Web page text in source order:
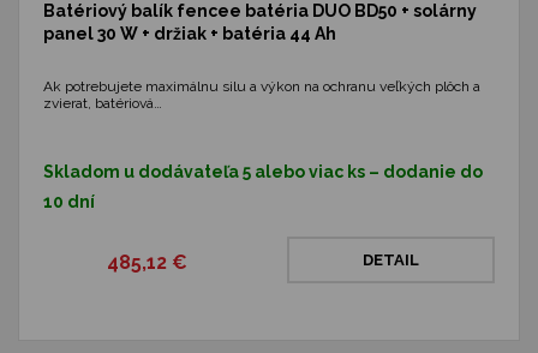
Batériový balík fencee batéria DUO BD50 + solárny
panel 30 W + držiak + batéria 44 Ah
Ak potrebujete maximálnu silu a výkon na ochranu veľkých plôch a
zvierat, batériová…
Skladom u dodávateľa 5 alebo viac ks – dodanie do
10 dní
485,12 € DETAIL